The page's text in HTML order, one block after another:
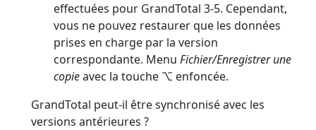
effectuées pour GrandTotal 3-5. Cependant,
vous ne pouvez restaurer que les données
prises en charge par la version
correspondante. Menu Fichier/Enregistrer une
copieavec la touche ⌥ enfoncée.
GrandTotal peut-il être synchronisé avec les
versions antérieures ?